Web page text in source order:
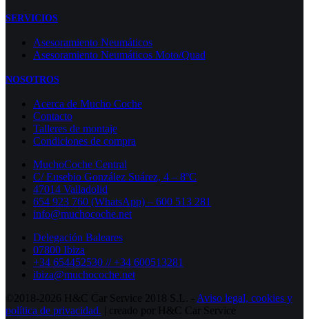
SERVICIOS
Asesoramiento Neumáticos
Asesoramiento Neumáticos Moto/Quad
NOSOTROS
Acerca de Mucho Coche
Contacto
Talleres de montaje
Condiciones de compra
MuchoCoche Central
C/ Eusebio González Suárez, 4 – 8ºC
47014 Valladolid
654 923 760 (WhatsApp) – 600 513 281
info@muchocoche.net
Delegación Baleares
07800 Ibiza
+34 654452530 // +34 600513281
ibiza@muchocoche.net
©2018-2026 H&C Car Service 2018 S.L. - Aviso legal, cookies y
política de privacidad. | creado por H&C Car Service